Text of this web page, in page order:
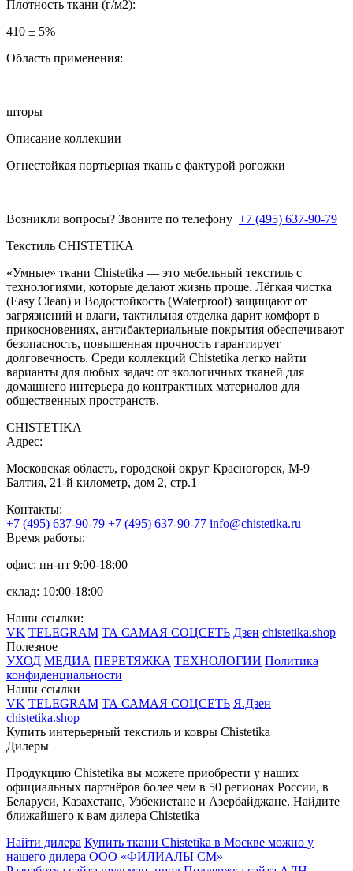
Плотность ткани (г/м2):
410 ± 5%
Область применения:
шторы
Описание коллекции
Огнестойкая портьерная ткань с фактурой рогожки
Возникли вопросы? Звоните по телефону +7 (495) 637-90-79
Текстиль CHISTETIKA
«Умные» ткани Chistetika — это мебельный текстиль с
технологиями, которые делают жизнь проще. Лёгкая чистка
(Easy Clean) и Водостойкость (Waterproof) защищают от
загрязнений и влаги, тактильная отделка дарит комфорт в
прикосновениях, антибактериальные покрытия обеспечивают
безопасность, повышенная прочность гарантирует
долговечность. Среди коллекций Chistetika легко найти
варианты для любых задач: от экологичных тканей для
домашнего интерьера до контрактных материалов для
общественных пространств.
CHISTETIKA
Адрес:
Московская область, городской округ Красногорск, М-9
Балтия, 21-й километр, дом 2, стр.1
Контакты:
+7 (495) 637-90-79 +7 (495) 637-90-77 info@chistetika.ru
Время работы:
офис: пн-пт 9:00-18:00
склад: 10:00-18:00
Наши ссылки:
VK TELEGRAM ТА САМАЯ СОЦСЕТЬ Дзен chistetika.shop
Полезное
УХОД МЕДИА ПЕРЕТЯЖКА ТЕХНОЛОГИИ Политика
конфиденциальности
Наши ссылки
VK TELEGRAM ТА САМАЯ СОЦСЕТЬ Я.Дзен
chistetika.shop
Купить интерьерный текстиль и ковры Chistetika
Дилеры
Продукцию Chistetika вы можете приобрести у наших
официальных партнёров более чем в 50 регионах России, в
Беларуси, Казахстане, Узбекистане и Азербайджане. Найдите
ближайшего к вам дилера Chistetika
Найти дилера Купить ткани Chistetika в Москве можно у
нашего дилера ООО «ФИЛИАЛЫ СМ»